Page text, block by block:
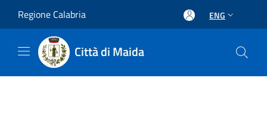
Regione Calabria ENG
Città di Maida